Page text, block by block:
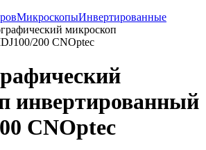
МикроскопыИнвертированные
микроскоп
200 CNOptec
инвертированный
CNOptec